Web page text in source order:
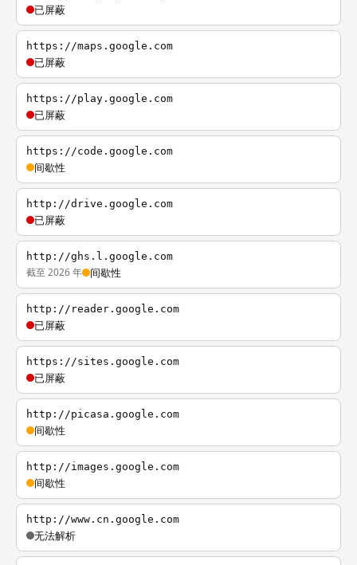
已屏蔽
https://maps.google.com
已屏蔽
https://play.google.com
已屏蔽
https://code.google.com
间歇性
http://drive.google.com
已屏蔽
http://ghs.l.google.com
截至 2026 年 间歇性
http://reader.google.com
已屏蔽
https://sites.google.com
已屏蔽
http://picasa.google.com
间歇性
http://images.google.com
间歇性
http://www.cn.google.com
无法解析